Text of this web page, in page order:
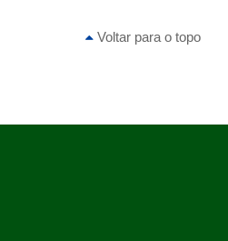
Voltar para o topo